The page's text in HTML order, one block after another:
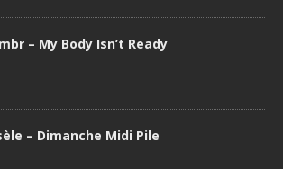
– My Body Isn’t Ready
– Dimanche Midi Pile